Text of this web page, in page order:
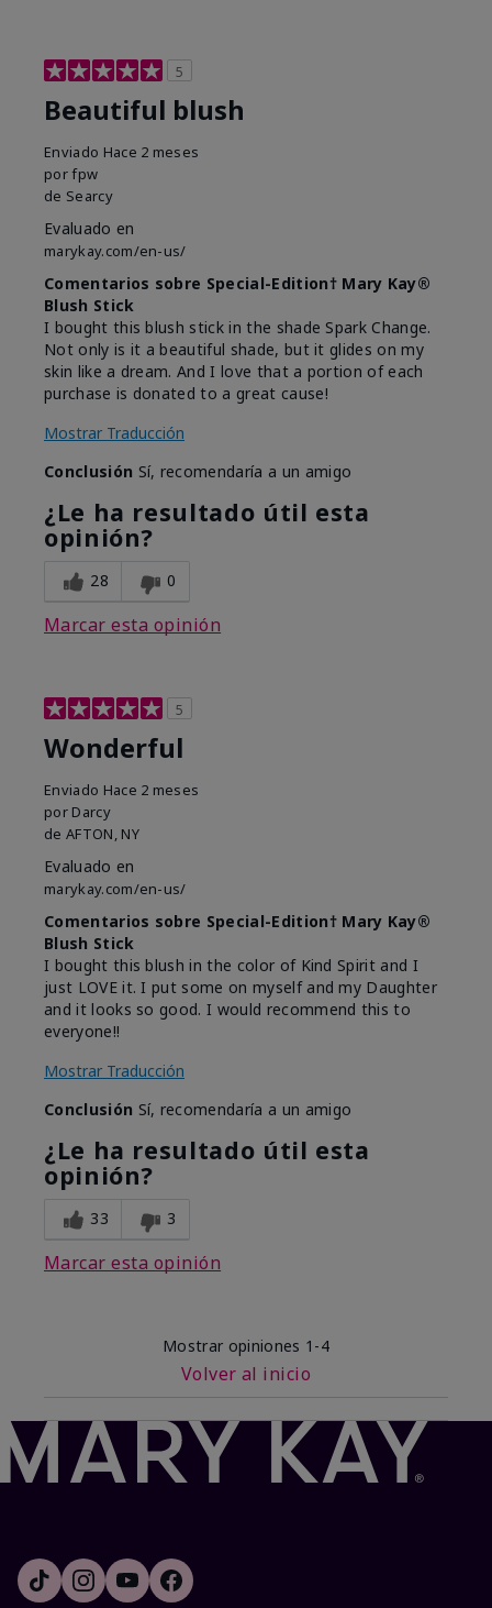
5
Beautiful blush
Enviado Hace 2 meses
porfpw
de Searcy
Evaluado en
marykay.com/en-us/
Comentarios sobre Special-Edition† Mary Kay®
Blush Stick
I bought this blush stick in the shade Spark Change.
Not only is it a beautiful shade, but it glides on my
skin like a dream. And I love that a portion of each
purchase is donated to a great cause!
Mostrar Traducción
Conclusión Sí, recomendaría a un amigo
¿Le ha resultado útil esta
opinión?
28 0
Marcar esta opinión
5
Wonderful
Enviado Hace 2 meses
por Darcy
de AFTON, NY
Evaluado en
marykay.com/en-us/
Comentarios sobre Special-Edition† Mary Kay®
Blush Stick
I bought this blush in the color of Kind Spirit and I
just LOVE it. I put some on myself and my Daughter
and it looks so good. I would recommend this to
everyone!!
Mostrar Traducción
Conclusión Sí, recomendaría a un amigo
¿Le ha resultado útil esta
opinión?
33 3
Marcar esta opinión
Mostrar opiniones 1-4
Volver al inicio